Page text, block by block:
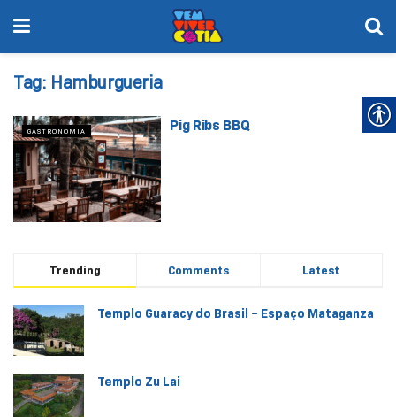
Tag: Hamburgueria
GASTRONOMIA Pig Ribs BBQ
Trending Comments Latest
Templo Guaracy do Brasil – Espaço Mataganza
Templo Zu Lai